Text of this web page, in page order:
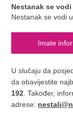
Nestanak se vodi
Nestanak se vodi
Imate
U slučaju da
da obavijestite
192. Također,
adrese: